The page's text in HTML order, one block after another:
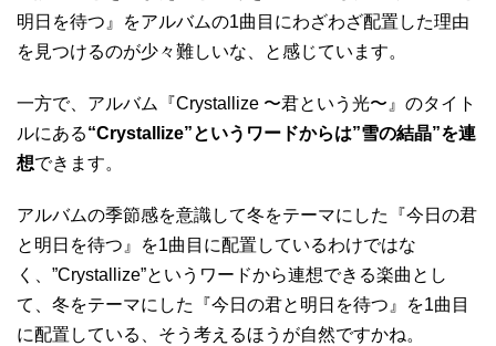
明日を待つ』をアルバムの1曲目にわざわざ配置した理由
を見つけるのが少々難しいな、と感じています。
一方で、アルバム『Crystallize 〜君という光〜』のタイト
ルにある“Crystallize”というワードからは”雪の結晶”を連
想できます。
アルバムの季節感を意識して冬をテーマにした『今日の君
と明日を待つ』を1曲目に配置しているわけではな
く、”Crystallize”というワードから連想できる楽曲とし
て、冬をテーマにした『今日の君と明日を待つ』を1曲目
に配置している、そう考えるほうが自然ですかね。